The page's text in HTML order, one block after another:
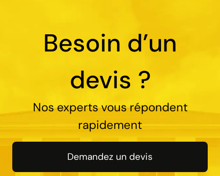
Besoin d’un
devis ?
Nos experts vous répondent
rapidement
Demandez un devis